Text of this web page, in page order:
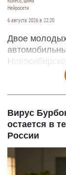
Нейросети
6 августа 2026 в 22:20
Двое
Вирус
остается в
России